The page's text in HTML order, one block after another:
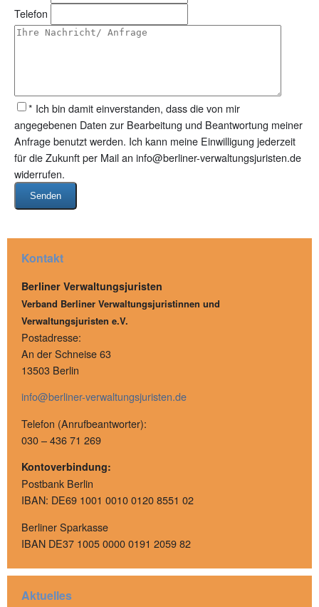
Kontakt
Berliner Verwaltungsjuristen
Verband Berliner Verwaltungsjuristinnen und
Verwaltungsjuristen e.V.
Postadresse:
An der Schneise 63
13503 Berlin
info@berliner-verwaltungsjuristen.de
Telefon (Anrufbeantworter):
030 – 436 71 269
Kontoverbindung:
Postbank Berlin
IBAN: DE69 1001 0010 0120 8551 02
Berliner Sparkasse
IBAN DE37 1005 0000 0191 2059 82
Aktuelles
Telefon
* Ich bin damit einverstanden, dass die von mir
angegebenen Daten zur Bearbeitung und Beantwortung meiner
Anfrage benutzt werden. Ich kann meine Einwilligung jederzeit
für die Zukunft per Mail an info@berliner-verwaltungsjuristen.de
widerrufen.
Senden